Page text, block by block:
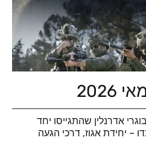
מסלול אגוז מאי 2026 : בוגרי אדרנלין שהתגייסו יחד
– יחידת אגוז, דרכי הגעה